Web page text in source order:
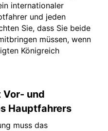
internationaler
und jeden
Sie, dass Sie beide
müssen, wenn
Königreich
und
Hauptfahrers
muss das